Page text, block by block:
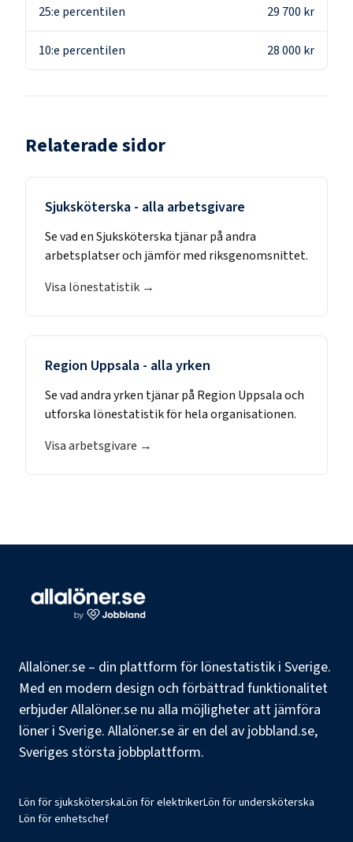
25:e percentilen 29 700 kr
10:e percentilen 28 000 kr
Relaterade sidor
Sjuksköterska - alla arbetsgivare
Se vad enSjuksköterska tjänar på andra
arbetsplatser och jämför med riksgenomsnittet.
Visa lönestatistik →
Region Uppsala - alla yrken
Se vad andra yrken tjänar på Region Uppsalaoch
utforska lönestatistik för hela organisationen.
Visa arbetsgivare →
Allalöner.se – din plattform för lönestatistik i Sverige.
Med en modern design och förbättrad funktionalitet
erbjuder Allalöner.se nu alla möjligheter att jämföra
löner i Sverige. Allalöner.se är en del av jobbland.se,
Sveriges största jobbplattform.
Lön för sjuksköterskaLön för elektrikerLön för undersköterska
Lön för enhetschef